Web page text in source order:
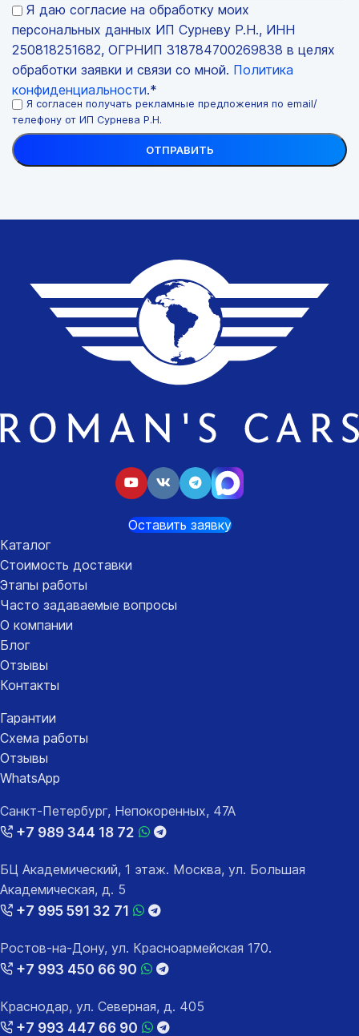
Я даю согласие на обработку моих
персональных данных ИП Сурневу Р.Н., ИНН
250818251682, ОГРНИП 318784700269838 в целях
обработки заявки и связи со мной. Политика
конфиденциальности.*
Я согласен получать рекламные предложения по email/
телефону от ИП Сурнева Р.Н.
Оставить заявку
Каталог
Стоимость доставки
Этапы работы
Часто задаваемые вопросы
О компании
Блог
Отзывы
Контакты
Гарантии
Схема работы
Отзывы
WhatsApp
Санкт-Петербург, Непокоренных, 47А
+7 989 344 18 72
БЦ Академический, 1 этаж. Москва, ул. Большая
Академическая, д. 5
+7 995 591 32 71
Ростов-на-Дону, ул. Красноармейская 170.
+7 993 450 66 90
Краснодар, ул. Северная, д. 405
+7 993 447 66 90